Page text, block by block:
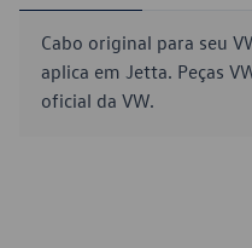
Cabo original para seu
aplica em Jetta. Peças
oficial da VW.